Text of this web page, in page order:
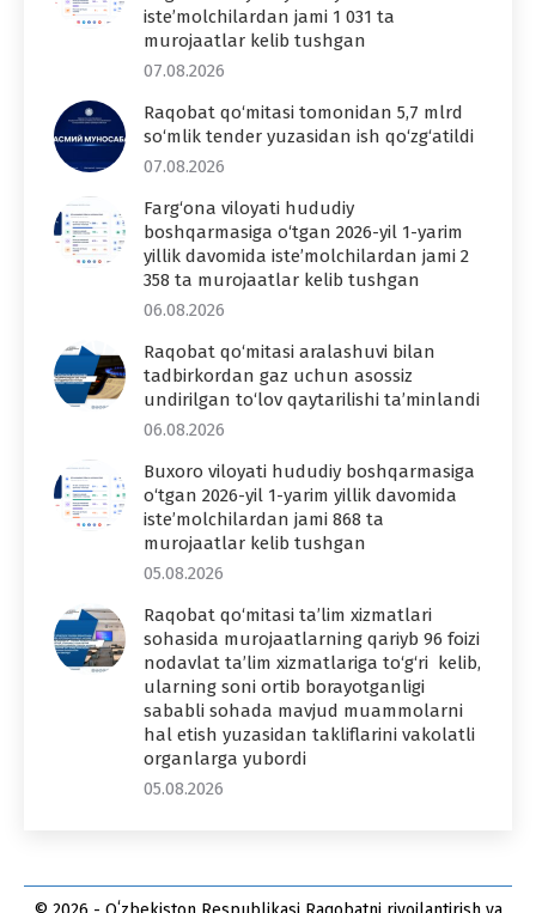
iste’molchilardan jami 1 031 ta
murojaatlar kelib tushgan
07.08.2026
Raqobat qo‘mitasi tomonidan 5,7 mlrd
so‘mlik tender yuzasidan ish qo‘zg‘atildi
07.08.2026
Farg‘ona viloyati hududiy
boshqarmasiga o‘tgan 2026-yil 1-yarim
yillik davomida iste’molchilardan jami 2
358 ta murojaatlar kelib tushgan
06.08.2026
Raqobat qo‘mitasi aralashuvi bilan
tadbirkordan gaz uchun asossiz
undirilgan to‘lov qaytarilishi ta’minlandi
06.08.2026
Buxoro viloyati hududiy boshqarmasiga
o‘tgan 2026-yil 1-yarim yillik davomida
iste’molchilardan jami 868 ta
murojaatlar kelib tushgan
05.08.2026
Raqobat qo‘mitasi ta’lim xizmatlari
sohasida murojaatlarning qariyb 96 foizi
nodavlat ta’lim xizmatlariga to‘g‘ri kelib,
ularning soni ortib borayotganligi
sababli sohada mavjud muammolarni
hal etish yuzasidan takliflarini vakolatli
organlarga yubordi
05.08.2026